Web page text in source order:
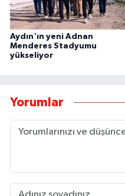
Aydın'ın yeni Adnan
Menderes Stadyumu
yükseliyor
Yorumlar